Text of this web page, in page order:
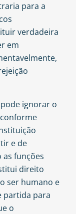
para a
verdadeira
em
ignorar o
e de
funções
direito
ser humano e
partida para
o